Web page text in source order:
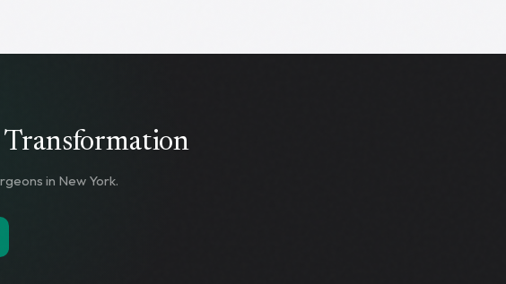
saber sobre la reduccion de senos, incluyendo sus
cirugía de reduccion de senos puede transformar tu
vida y proporcionarte el confort y la estética que
Transformation
in New York.